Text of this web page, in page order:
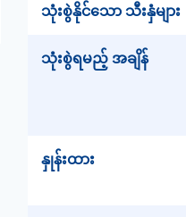
သုံးစွဲနိုင်သော သီးနှံများ
သုံးစွဲရမည့် အချိန်
နှုန်းထား